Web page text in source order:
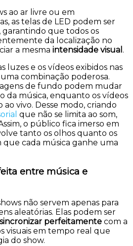
ao ar livre ou em
as telas de LED podem ser
garantindo que todos os
da localização no
a mesma intensidade visual .
luzes e os vídeos exibidos nas
combinação poderosa.
de fundo podem mudar
da música, enquanto os vídeos
vivo. Desse modo, criando
que não se limita ao som,
o público fica imerso em
tanto os olhos quanto os
que cada música ganhe uma
entre música e
não servem apenas para
aleatórias. Elas podem ser
sincronizar perfeitamente com a
visuais em tempo real que
do show.